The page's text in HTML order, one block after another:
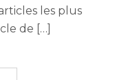
les plus
de […]